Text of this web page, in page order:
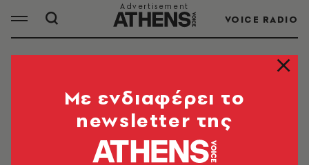
VOICE RADIO
ΛΑΜΙΝ ΓΙΑΜΑΛ
ΟΛΑ ΤΑ ΑΡΘΡΑ ΤΟΥ TAG
Mε ενδιαφέρει το
newsletter της